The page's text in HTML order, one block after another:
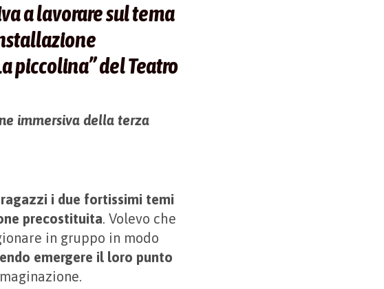
a lavorare sul tema
piccolina” del Teatro
immersiva della terza
i due fortissimi temi
precostituita. Volevo che
in gruppo in modo
emergere il loro punto